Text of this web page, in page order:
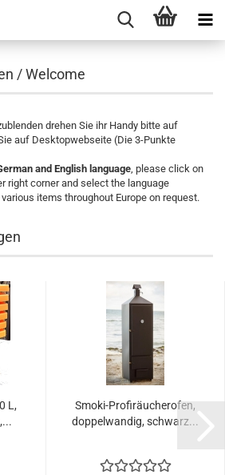
/ Welcome
drehen Sie ihr Handy bitte auf
auf Desktopwebseite (Die 3-Punkte
and English language, please click on
right corner and select the language
items throughout Europe on request.
L,
Smoki-Profiräucherofen,
doppelwandig, schwarz...